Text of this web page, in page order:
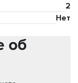
2
Нет
об